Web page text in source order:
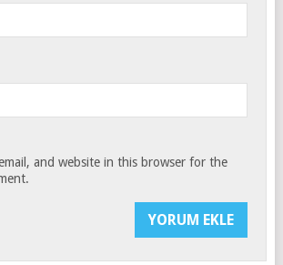
and website in this browser for the